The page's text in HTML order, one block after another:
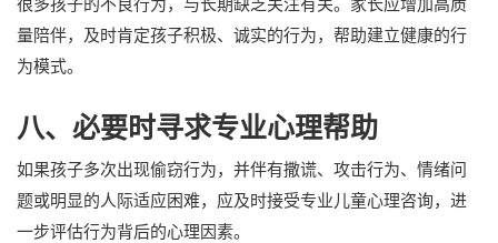
很多孩子的不良行为，与长期缺乏关注有关。家长应增加高质
量陪伴，及时肯定孩子积极、诚实的行为，帮助建立健康的行
为模式。
八、必要时寻求专业心理帮助
如果孩子多次出现偷窃行为，并伴有撒谎、攻击行为、情绪问
题或明显的人际适应困难，应及时接受专业儿童心理咨询，进
一步评估行为背后的心理因素。